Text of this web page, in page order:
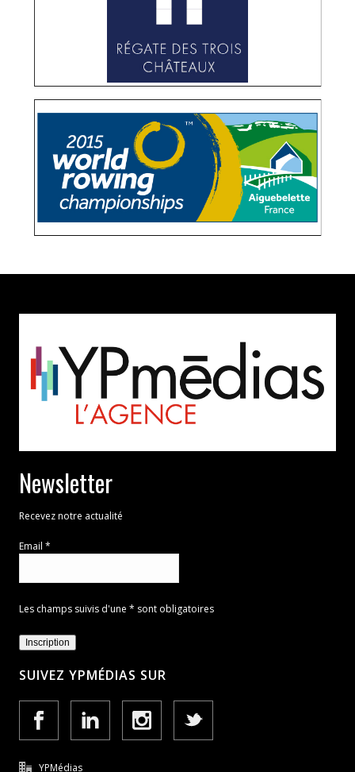
OPÉRATIONS MÉDIAS
STRATÉGIE ET
CONSEIL
Newsletter
Recevez notre actualité
Email *
Les champs suivis d'une * sont obligatoires
SUIVEZ YPMÉDIAS SUR
YPMédias